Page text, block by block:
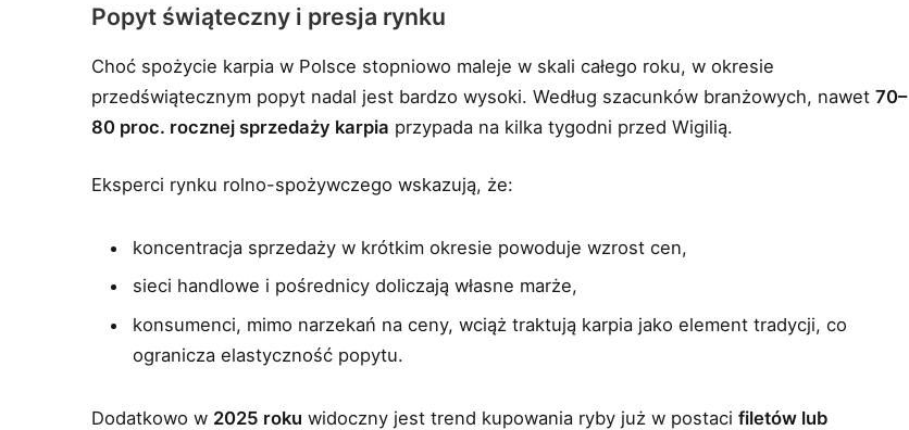
Popyt świąteczny i presja rynku
Choć spożycie karpia w Polsce stopniowo maleje w skali całego roku, w okresie
przedświątecznym popyt nadal jest bardzo wysoki. Według szacunków branżowych, nawet70–
80 proc. rocznej sprzedaży karpia przypada na kilka tygodni przed Wigilią.
Eksperci rynku rolno-spożywczego wskazują, że:
koncentracja sprzedaży w krótkim okresie powoduje wzrost cen,
sieci handlowe i pośrednicy doliczają własne marże,
konsumenci, mimo narzekań na ceny, wciąż traktują karpia jako element tradycji, co
ogranicza elastyczność popytu.
Dodatkowo w 2025 roku widoczny jest trend kupowania ryby już w postacifiletów lub